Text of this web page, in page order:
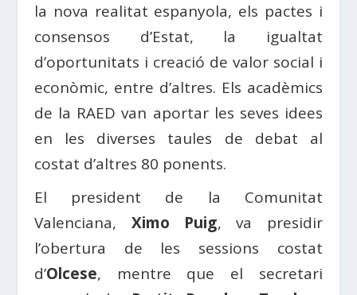
la nova realitat espanyola, els pactes i
consensos d’Estat, la igualtat
d’oportunitats i creació de valor social i
econòmic, entre d’altres. Els acadèmics
de la RAED van aportar les seves idees
en les diverses taules de debat al
costat d’altres 80 ponents.
El president de la Comunitat
Valenciana, Ximo Puig, va presidir
l’obertura de les sessions costat
d’Olcese, mentre que el secretari